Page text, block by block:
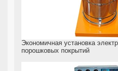
Экономичная установка
порошковых покрытий